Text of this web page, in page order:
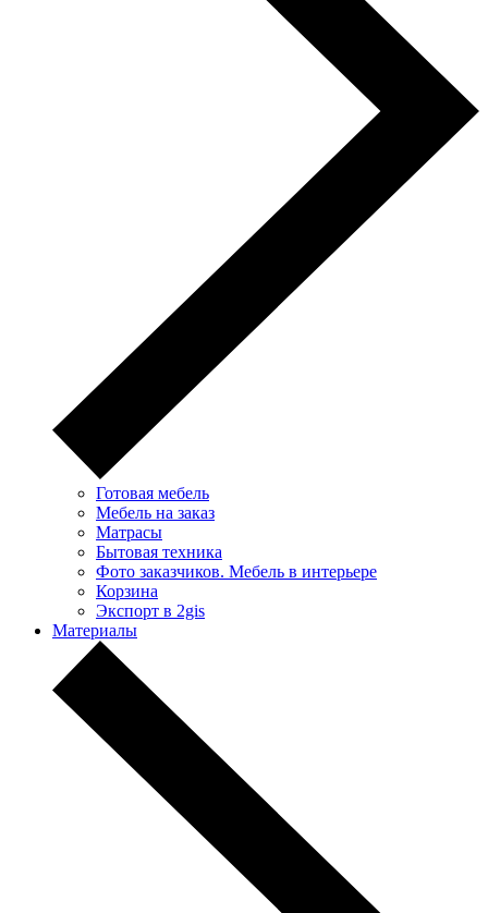
Готовая мебель
Мебель на заказ
Матрасы
Бытовая техника
Фото заказчиков. Мебель в интерьере
Корзина
Экспорт в 2gis
Материалы